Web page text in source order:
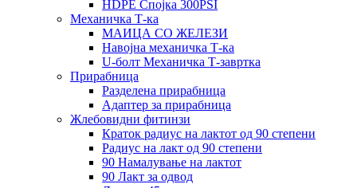
HDPE Спојка 300PSI
Механичка Т-ка
МАИЦА СО ЖЕЛЕЗИ
Навојна механичка Т-ка
U-болт Механичка Т-завртка
Прирабница
Разделена прирабница
Адаптер за прирабница
Жлебовидни фитинзи
Краток радиус на лактот од 90 степени
Радиус на лакт од 90 степени
90 Намалување на лактот
90 Лакт за одвод